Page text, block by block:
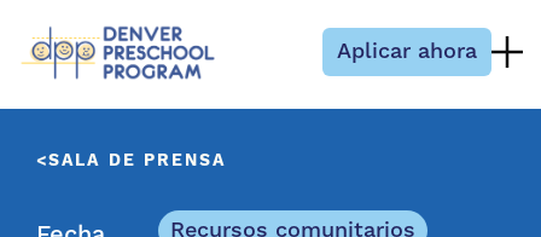
Aplicar ahora
SALA DE PRENSA
Recursos comunitarios